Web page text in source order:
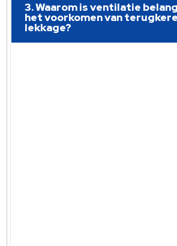
3. Waarom is ventilatie
het voorkomen van
lekkage?